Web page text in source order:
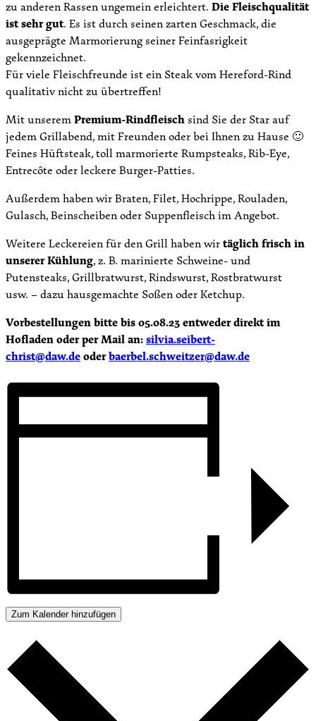
zu anderen Rassen ungemein erleichtert. Die Fleischqualität
ist sehr gut. Es ist durch seinen zarten Geschmack, die
ausgeprägte Marmorierung seiner Feinfasrigkeit
gekennzeichnet.
Für viele Fleischfreunde ist ein Steak vom Hereford-Rind
qualitativ nicht zu übertreffen!
Mit unseremPremium-Rindfleischsind Sie der Star auf
jedem Grillabend, mit Freunden oder bei Ihnen zu Hause 🙂
Feines Hüftsteak, toll marmorierte Rumpsteaks, Rib-Eye,
Entrecôte oder leckere Burger-Patties.
Außerdem haben wir Braten, Filet, Hochrippe, Rouladen,
Gulasch, Beinscheiben oder Suppenfleisch im Angebot.
Weitere Leckereien für den Grill haben wirtäglich frisch in
unserer Kühlung, z. B. marinierte Schweine- und
Putensteaks, Grillbratwurst, Rindswurst, Rostbratwurst
usw. – dazu hausgemachte Soßen oder Ketchup.
Vorbestellungen bitte bis 05.08.23 entweder direkt im
Hofladen oder per Mail an:silvia.seibert-
christ@daw.deoderbaerbel.schweitzer@daw.de
Zum Kalender hinzufügen